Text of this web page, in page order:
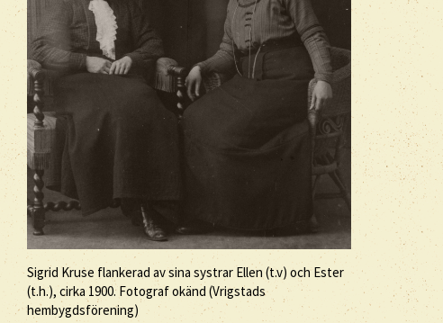
Sigrid Kruse flankerad av sina systrar Ellen (t.v) och Ester
(t.h.), cirka 1900. Fotograf okänd (Vrigstads
hembygdsförening)